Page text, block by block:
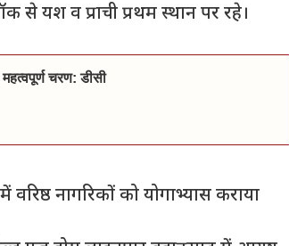
से यश व प्राची प्रथम स्थान पर रहे।
चरण: डीसी
नागरिकों को योगाभ्यास कराया